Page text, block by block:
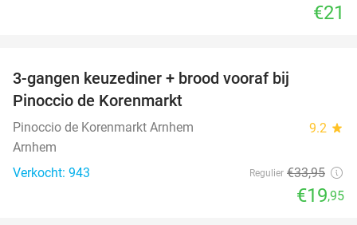
€21
3-gangen keuzediner + brood vooraf bij
Pinoccio de Korenmarkt
Pinoccio de Korenmarkt Arnhem 9.2 star
Arnhem
Verkocht: 943
Regulier €33,95
€19,95